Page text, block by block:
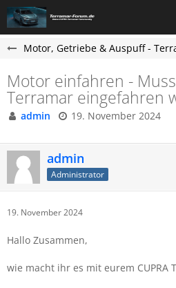
Motor, Getriebe & Auspuff -
Motor einfahren -
Terramar eingefahren
admin 19. November 2024
admin
Administrator
19. November 2024
Hallo Zusammen,
wie macht ihr es mit eurem CUPRA